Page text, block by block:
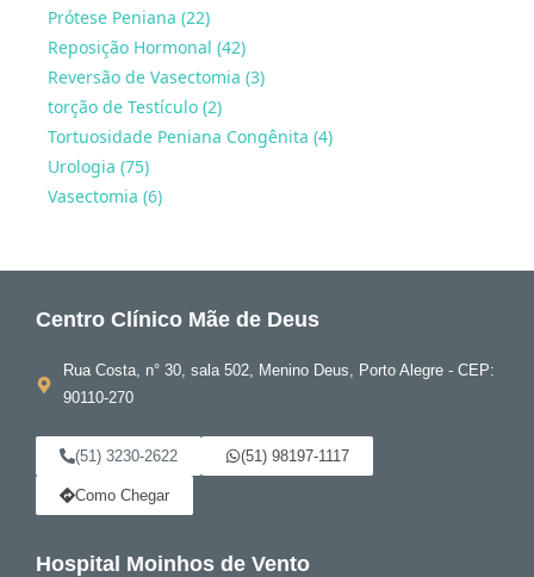
Prótese Peniana (22)
Reposição Hormonal (42)
Reversão de Vasectomia (3)
torção de Testículo (2)
Tortuosidade Peniana Congênita (4)
Urologia (75)
Vasectomia (6)
Centro Clínico Mãe de Deus
Rua Costa, n° 30, sala 502, Menino Deus, Porto Alegre - CEP:
90110-270
(51) 3230-2622 (51) 98197-1117
Como Chegar
Hospital Moinhos de Vento